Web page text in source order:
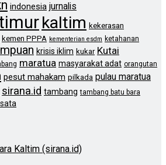
indonesia jurnalis
kaltim kekerasan
kemen PPPA kementerian esdm ketahanan
krisis iklim kukar Kutai
maratua masyarakat adat orangutan
pesut mahakam pilkada pulau maratua
sirana.id tambang tambang batu bara